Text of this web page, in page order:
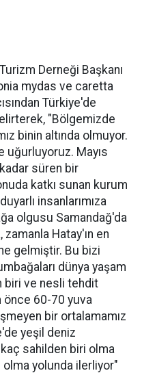
Derneği Başkanı
mydas ve caretta
Türkiye'de
"Bölgemizde
binin altında olmuyor.
uğurluyoruz. Mayıs
kadar süren bir
katkı sunan kurum
insanlarımıza
olgusu Samandağ'da
Hatay'ın en
gelmiştir. Bu bizi
dünya yaşam
biri ve nesli tehdit
önce 60-70 yuva
bir ortalamamız
yeşil deniz
sahilden biri olma
yolunda ilerliyor"